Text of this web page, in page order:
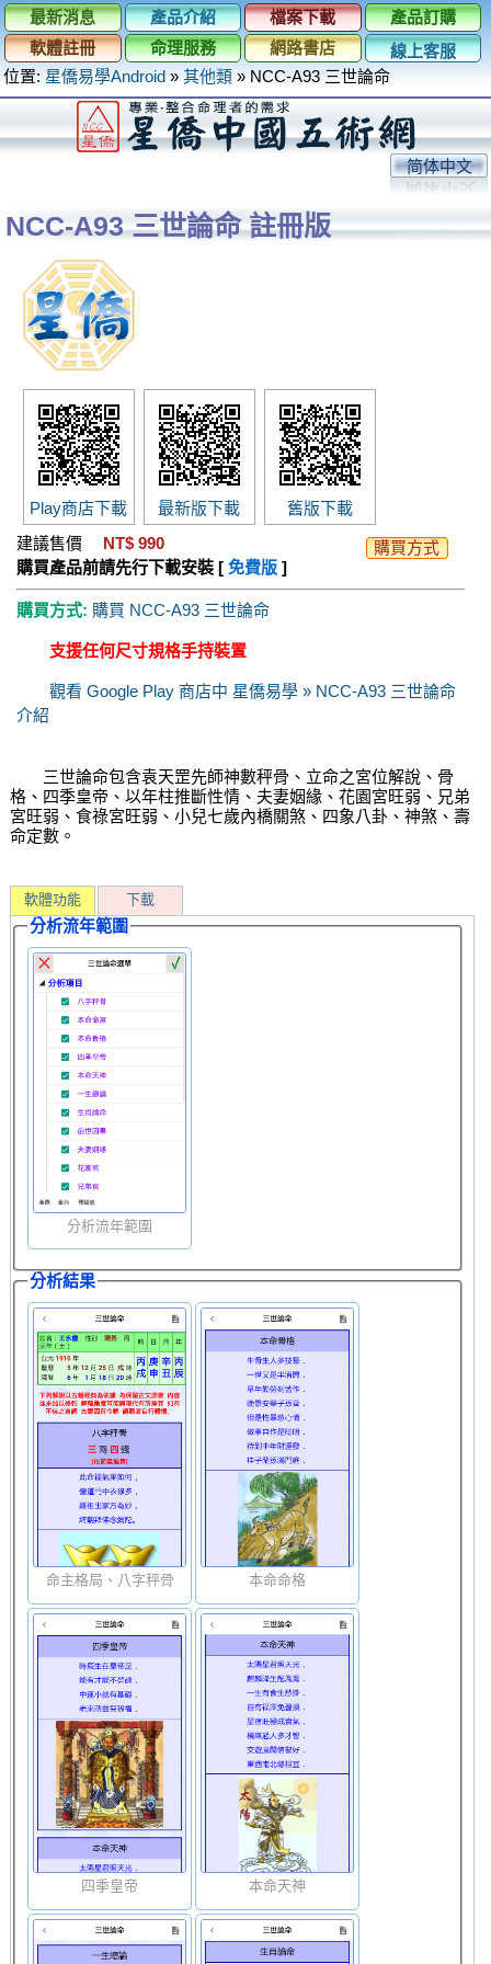
最新消息 產品介紹 檔案下載
產品訂購
軟體註冊
命理服務 網路書店
線上客服
位置: 星僑易學Android » 其他類 » NCC-A93 三世論命
简体中文
NCC-A93 三世論命 註冊版
Play商店下載 最新版下載
舊版下載
建議售價
NT$ 990
購買方式
購買產品前請先行下載安裝 [ 免費版]
購買方式: 購買 NCC-A93 三世論命
支援任何尺寸規格手持裝置
觀看 Google Play 商店中 星僑易學 » NCC-A93 三世論命
介紹
三世論命包含袁天罡先師神數秤骨、立命之宮位解說、骨
格、四季皇帝、以年柱推斷性情、夫妻姻緣、花園宮旺弱、兄弟
宮旺弱、食祿宮旺弱、小兒七歲內橋關煞、四象八卦、神煞、壽
命定數。
軟體功能 下載
分析流年範圍
分析流年範圍
分析結果
命主格局、八字秤骨 本命命格
四季皇帝 本命天神